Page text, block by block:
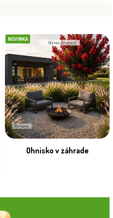
NOVINKA
Ohnisko v záhrade